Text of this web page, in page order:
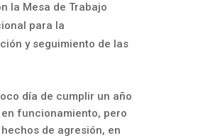
la Mesa de Trabajo
para la
y seguimiento de las
día de cumplir un año
funcionamiento, pero
de agresión, en